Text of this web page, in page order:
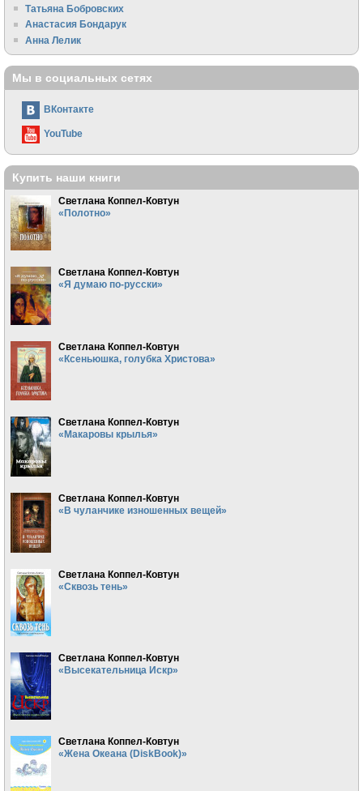
Татьяна Бобровских
Анастасия Бондарук
Анна Лелик
Мы в социальных сетях
ВКонтакте
YouTube
Купить наши книги
Светлана Коппел-Ковтун
«Полотно»
Светлана Коппел-Ковтун
«Я думаю по-русски»
Светлана Коппел-Ковтун
«Ксеньюшка, голубка Христова»
Светлана Коппел-Ковтун
«Макаровы крылья»
Светлана Коппел-Ковтун
«В чуланчике изношенных вещей»
Светлана Коппел-Ковтун
«Сквозь тень»
Светлана Коппел-Ковтун
«Высекательница Искр»
Светлана Коппел-Ковтун
«Жена Океана (DiskBook)»